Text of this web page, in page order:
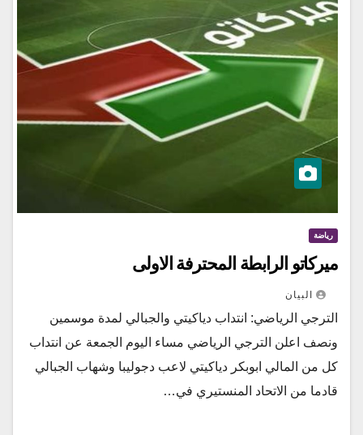
رياضة
ميركاتو الرابطة المحترفة الاولى
البيان
الترجي الرياضي: انتداب دياكيتي والجبالي لمدة موسمين
ونصف اعلن الترجي الرياضي مساء اليوم الجمعة عن انتداب
كل من المالي ابوبكر دياكيتي لاعب دجوليبا وشهاب الجبالي
قادما من الاتحاد المنستيري في…